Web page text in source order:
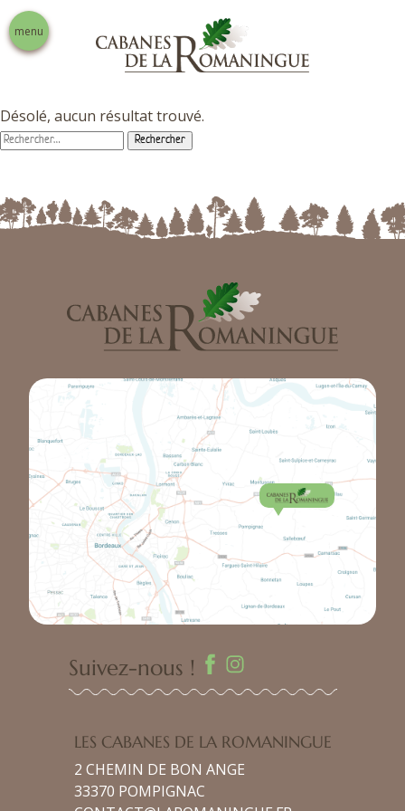
menu
Nos prestations
Désolé, aucun résultat trouvé.
Rechercher :
Suivez-nous !
LES CABANES DE LA ROMANINGUE
2 CHEMIN DE BON ANGE
33370 POMPIGNAC